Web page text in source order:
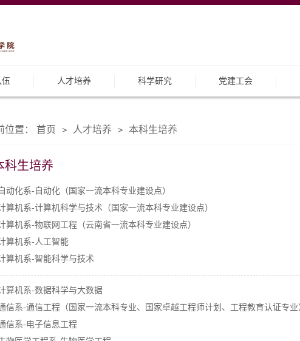
人才培养 科学研究 党建工会
位置： 首页 > 人才培养 > 本科生培养
科生培养
自动化系-自动化（国家一流本科专业建设点）
算机系-计算机科学与技术（国家一流本科专业建设点）
算机系-物联网工程（云南省一流本科专业建设点）
算机系-人工智能
算机系-智能科学与技术
算机系-数据科学与大数据
信系-通信工程（国家一流本科专业、国家卓越工程师计划、工程教育认证专业
信系-电子信息工程